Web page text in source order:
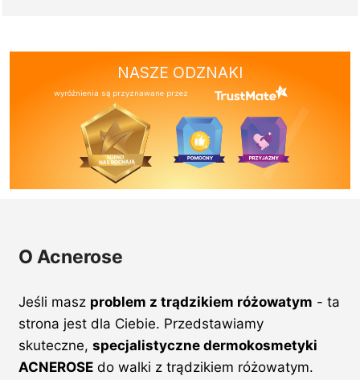
NASZE ODZNAKI
wyróżnienia są przyznawane przez
O Acnerose
Jeśli masz problem z trądzikiem różowatym - ta
strona jest dla Ciebie. Przedstawiamy
skuteczne,specjalistyczne dermokosmetyki
ACNEROSE do walki z trądzikiem różowatym.